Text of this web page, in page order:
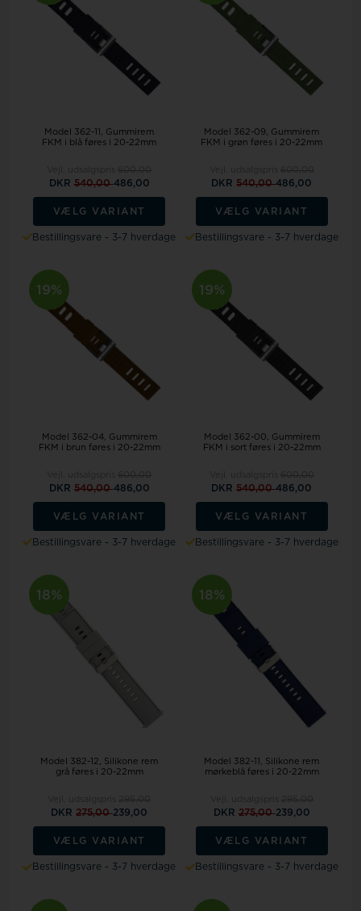
Model 362-11
Gummirem
FKM i blå føres i 20-22mm
DKR 540,00486,00
VÆLG VARIANT
Bestillingsvare - 3-7 hverdage
Model 362-09
Gummirem
FKM i grøn føres i 20-22mm
DKR540,00486,00
VÆLG VARIANT
Bestillingsvare - 3-7 hverdage
19%
Model 362-04
Gummirem
FKM i brun føres i 20-22mm
DKR 540,00486,00
VÆLG VARIANT
Bestillingsvare - 3-7 hverdage
19%
Model 362-00
Gummirem
FKM i sort føres i 20-22mm
DKR540,00486,00
VÆLG VARIANT
Bestillingsvare - 3-7 hverdage
18%
Model 382-12
Silikone rem
grå føres i 20-22mm
DKR275,00239,00
VÆLG VARIANT
Bestillingsvare - 3-7 hverdage
18%
Model 382-11
Silikone rem
mørkeblå føres i 20-22mm
DKR 275,00239,00
VÆLG VARIANT
Bestillingsvare - 3-7 hverdage